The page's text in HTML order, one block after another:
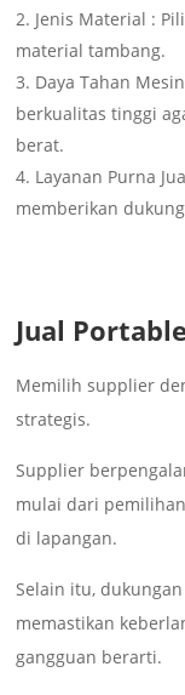
Jenis Material :
material tambang.
Daya Tahan
berkualitas tinggi
berat.
Layanan Purna
memberikan
Jual
Memilih supplier
strategis.
Supplier
mulai dari
di lapangan.
Selain itu,
memastikan
gangguan berarti.